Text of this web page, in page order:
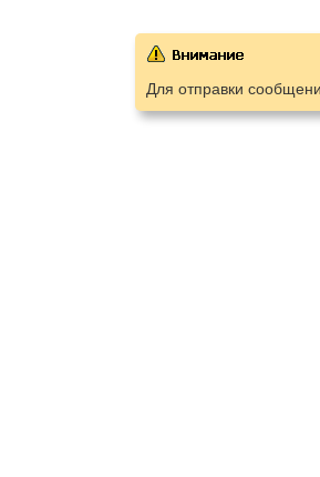
Для отправки